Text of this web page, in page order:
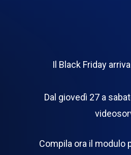
Il Black Friday
Dal giovedì 27 a
Compila ora il modulo